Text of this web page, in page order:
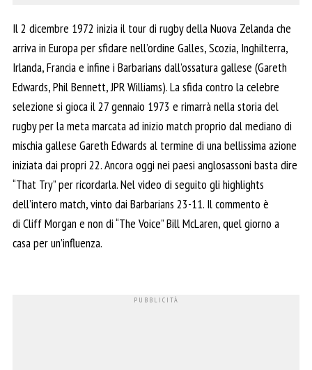
Il 2 dicembre 1972 inizia il tour di rugby della Nuova Zelanda che
arriva in Europa per sfidare nell’ordine Galles, Scozia, Inghilterra,
Irlanda, Francia e infine i Barbarians dall’ossatura gallese (Gareth
Edwards, Phil Bennett, JPR Williams). La sfida contro la celebre
selezione si gioca il 27 gennaio 1973 e rimarrà nella storia del
rugby per la meta marcata ad inizio match proprio dal mediano di
mischia gallese Gareth Edwards al termine di una bellissima azione
iniziata dai propri 22. Ancora oggi nei paesi anglosassoni basta dire
“That Try” per ricordarla. Nel video di seguito gli highlights
dell’intero match, vinto dai Barbarians 23-11. Il commento è
di Cliff Morgan e non di “The Voice” Bill McLaren, quel giorno a
casa per un’influenza.